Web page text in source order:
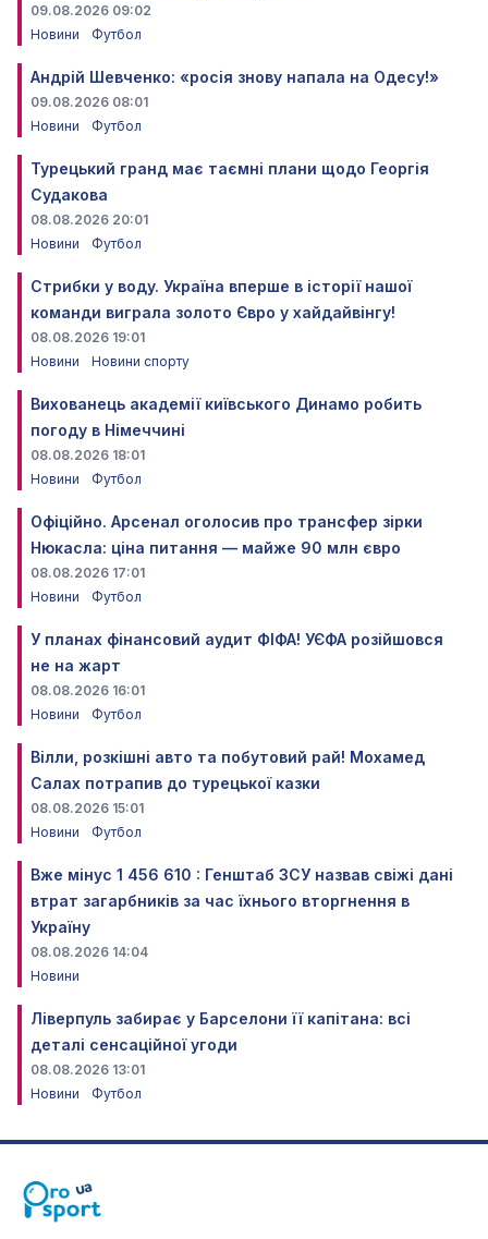
09.08.2026 09:02
Новини
Футбол
Андрій Шевченко: «росія знову напала на Одесу!»
09.08.2026 08:01
Новини
Футбол
Турецький гранд має таємні плани щодо Георгія
Судакова
08.08.2026 20:01
Новини
Футбол
Стрибки у воду. Україна вперше в історії нашої
команди виграла золото Євро у хайдайвінгу!
08.08.2026 19:01
Новини
Новини спорту
Вихованець академії київського Динамо робить
погоду в Німеччині
08.08.2026 18:01
Новини
Футбол
Офіційно. Арсенал оголосив про трансфер зірки
Нюкасла: ціна питання — майже 90 млн євро
08.08.2026 17:01
Новини
Футбол
У планах фінансовий аудит ФІФА! УЄФА розійшовся
не на жарт
08.08.2026 16:01
Новини
Футбол
Вілли, розкішні авто та побутовий рай! Мохамед
Салах потрапив до турецької казки
08.08.2026 15:01
Новини
Футбол
Вже мінус 1 456 610 : Генштаб ЗСУ назвав свіжі дані
втрат загарбників за час їхнього вторгнення в
Україну
08.08.2026 14:04
Новини
Ліверпуль забирає у Барселони її капітана: всі
деталі сенсаційної угоди
08.08.2026 13:01
Новини
Футбол